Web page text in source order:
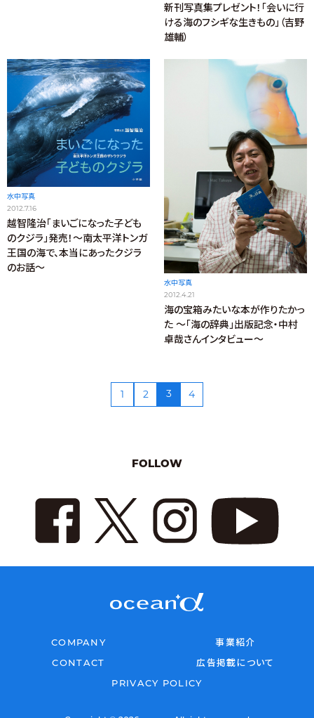
新刊写真集プレゼント！「会いに行
ける海のフシギな生きもの」（吉野
雄輔）
水中写真
2012.7.16
越智隆治「まいごになった子ども
のクジラ」発売！〜南太平洋トンガ
王国の海で、本当にあったクジラ
のお話〜
水中写真
2012.4.21
海の宝箱みたいな本が作りたかっ
た 〜「海の辞典」出版記念・中村
卓哉さんインタビュー〜
1 2 3 4
FOLLOW
COMPANY
事業紹介
CONTACT
広告掲載について
PRIVACY POLICY